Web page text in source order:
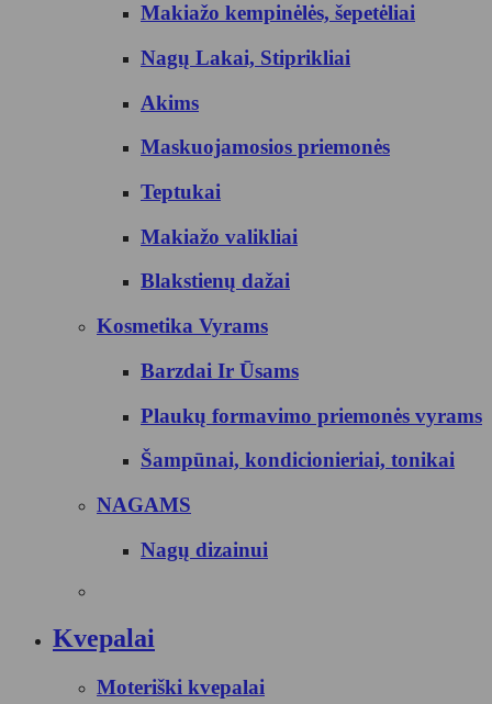
Makiažo kempinėlės, šepetėliai
Nagų Lakai, Stiprikliai
Akims
Maskuojamosios priemonės
Teptukai
Makiažo valikliai
Blakstienų dažai
Kosmetika Vyrams
Barzdai Ir Ūsams
Plaukų formavimo priemonės vyrams
Šampūnai, kondicionieriai, tonikai
NAGAMS
Nagų dizainui
Kvepalai
Moteriški kvepalai